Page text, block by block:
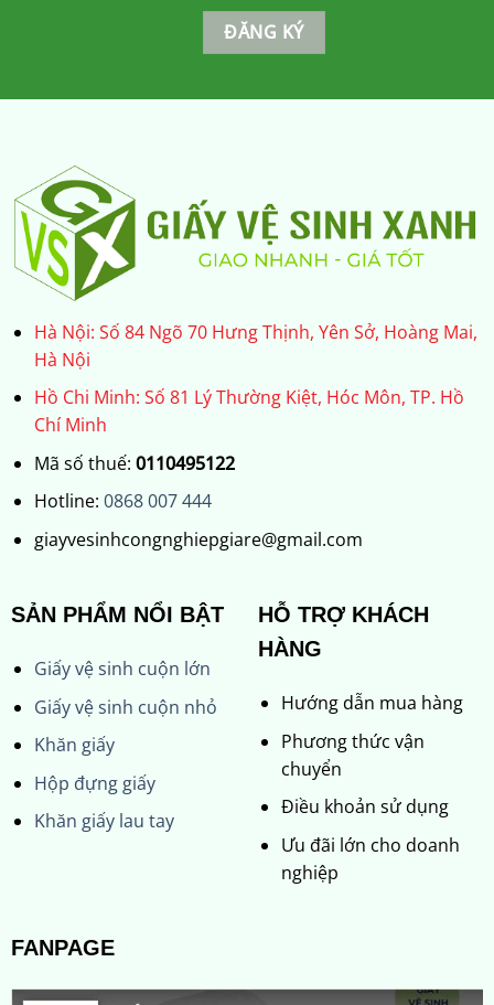
Hà Nội: Số 84 Ngõ 70 Hưng Thịnh, Yên Sở, Hoàng Mai,
Hà Nội
Hồ Chi Minh: Số 81 Lý Thường Kiệt, Hóc Môn, TP. Hồ
Chí Minh
Mã số thuế: 0110495122
Hotline: 0868 007 444
giayvesinhcongnghiepgiare@gmail.com
SẢN PHẨM NỔI BẬT
Giấy vệ sinh cuộn lớn
Giấy vệ sinh cuộn nhỏ
Khăn giấy
Hộp đựng giấy
Khăn giấy lau tay
HỖ TRỢ KHÁCH
HÀNG
Hướng dẫn mua hàng
Phương thức vận
chuyển
Điều khoản sử dụng
Ưu đãi lớn cho doanh
nghiệp
FANPAGE